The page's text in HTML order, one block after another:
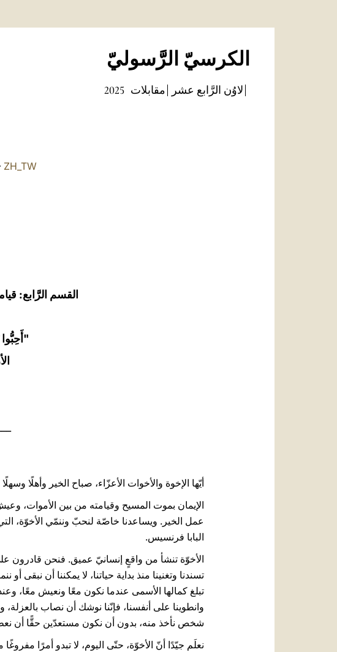
الكرسيّ الرَّسوليّ
لاوُن الرَّابع عشر مقابلات 2025
ZH_TW
القسم الرَّابع:
"أَحِبُّوا
أيّها الإخوة والأخوات الأعزّاء، صباح الخير وأهلًا
الإيمان بموت المسيح وقيامته من بين الأموات،
عمل الخير. ويساعدنا خاصّة لنحبّ وننمّي الأخوّة،
البابا فرنسيس.
الأخوّة تنشأ من واقعٍ إنسانيّ عميق. فنحن قادرون على
تسندنا وتغنينا منذ بداية حياتنا، لا يمكننا أن نبقى
تبلغ كمالها الأسمى عندما نكون معًا ونعيش معًا،
وانطوينا على أنفسنا، فإنّنا نوشك أن نصاب
شخص نأخذ منه، بدون أن نكون مستعدّين حقًّا أن
نعلَم جيّدًا أنّ الأخوّة، حتّى اليوم، لا تبدو أمرًا